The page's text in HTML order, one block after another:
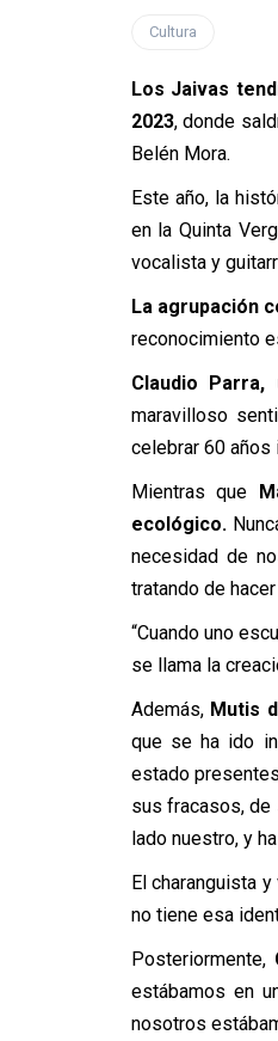
Cultura
Los Jaivas
2023, donde
Belén Mora.
Este año, la
en la Quinta
vocalista y
La agrupación
reconocimiento
Claudio
maravilloso
celebrar 60
Mientras que
ecológico.
necesidad de
tratando de
“Cuando uno
se llama la
Además, Mutis
que se ha ido
estado
sus fracasos, de
lado nuestro, y
El charanguista
no tiene esa
Posteriormente,
estábamos en
nosotros